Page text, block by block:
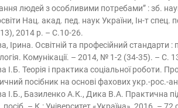
людей з особливими потребами” : зб.
Нац. акад. пед. наук України, Ін-т спец.
2014 р. – C.10-26.
Ірина. Оcвітній та професійний стандарти :
Комунікації. – 2014, № 1-2 (34-35). – С.
І.Б. Теорія і практика соціальної роботи.
посібник на основі фахових укр.-рос.-
І.Б., Базиленко А.К., Дика В.А. Практична